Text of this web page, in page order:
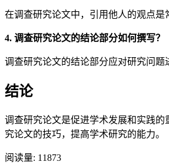
在调查研究论文中，引用他人的观点是
4. 调查研究论文的结论部分如何撰写？
调查研究论文的结论部分应对研究问题
结论
调查研究论文是促进学术发展和实践
究论文的技巧，提高学术研究的能力。
阅读量: 11873